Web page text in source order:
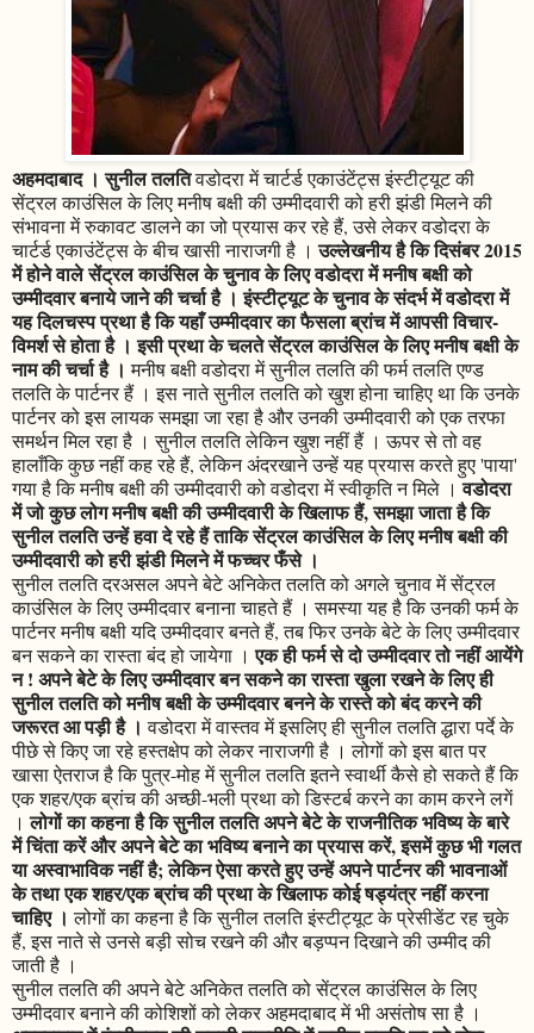
अहमदाबाद । सुनील तलतिवडोदरा में चार्टर्ड एकाउंटेंट्स इंस्टीट्यूट की
सेंट्रल काउंसिल के लिए मनीष बक्षी की उम्मीदवारी को हरी झंडी मिलने की
संभावना में रुकावट डालने का जो प्रयास कर रहे हैं, उसे लेकर वडोदरा के
चार्टर्ड एकाउंटेंट्स के बीच खासी नाराजगी है ।उल्लेखनीय है कि दिसंबर 2015
में होने वाले सेंट्रल काउंसिल के चुनाव के लिए वडोदरा में मनीष बक्षी को
उम्मीदवार बनाये जाने की चर्चा है । इंस्टीट्यूट के चुनाव के संदर्भ में वडोदरा में
यह दिलचस्प प्रथा है कि यहाँ उम्मीदवार का फैसला ब्रांच में आपसी विचार-
विमर्श से होता है । इसी प्रथा के चलते सेंट्रल काउंसिल के लिए मनीष बक्षी के
नाम की चर्चा है । मनीष बक्षी वडोदरा में सुनील तलति की फर्म तलति एण्ड
तलति के पार्टनर हैं । इस नाते सुनील तलति को खुश होना चाहिए था कि उनके
पार्टनर को इस लायक समझा जा रहा है और उनकी उम्मीदवारी को एक तरफा
समर्थन मिल रहा है । सुनील तलति लेकिन खुश नहीं हैं । ऊपर से तो वह
हालाँकि कुछ नहीं कह रहे हैं, लेकिन अंदरखाने उन्हें यह प्रयास करते हुए 'पाया'
गया है कि मनीष बक्षी की उम्मीदवारी को वडोदरा में स्वीकृति न मिले ।वडोदरा
में जो कुछ लोग मनीष बक्षी की उम्मीदवारी के खिलाफ हैं, समझा जाता है कि
सुनील तलति उन्हें हवा दे रहे हैं ताकि सेंट्रल काउंसिल के लिए मनीष बक्षी की
उम्मीदवारी को हरी झंडी मिलने में फच्चर फँसे ।
सुनील तलति दरअसल अपने बेटे अनिकेत तलति को अगले चुनाव में सेंट्रल
काउंसिल के लिए उम्मीदवार बनाना चाहते हैं । समस्या यह है कि उनकी फर्म के
पार्टनर मनीष बक्षी यदि उम्मीदवार बनते हैं, तब फिर उनके बेटे के लिए उम्मीदवार
बन सकने का रास्ता बंद हो जायेगा ।एक ही फर्म से दो उम्मीदवार तो नहीं आयेंगे
न ! अपने बेटे के लिए उम्मीदवार बन सकने का रास्ता खुला रखने के लिए ही
सुनील तलति को मनीष बक्षी के उम्मीदवार बनने के रास्ते को बंद करने की
जरूरत आ पड़ी है । वडोदरा में वास्तव में इसलिए ही सुनील तलति द्धारा पर्दे के
पीछे से किए जा रहे हस्तक्षेप को लेकर नाराजगी है । लोगों को इस बात पर
खासा ऐतराज है कि पुत्र-मोह में सुनील तलति इतने स्वार्थी कैसे हो सकते हैं कि
एक शहर/एक ब्रांच की अच्छी-भली प्रथा को डिस्टर्ब करने का काम करने लगें
।लोगों का कहना है कि सुनील तलति अपने बेटे के राजनीतिक भविष्य के बारे
में चिंता करें और अपने बेटे का भविष्य बनाने का प्रयास करें, इसमें कुछ भी गलत
या अस्वाभाविक नहीं है; लेकिन ऐसा करते हुए उन्हें अपने पार्टनर की भावनाओं
के तथा एक शहर/एक ब्रांच की प्रथा के खिलाफ कोई षड्यंत्र नहीं करना
चाहिए । लोगों का कहना है कि सुनील तलति इंस्टीट्यूट के प्रेसीडेंट रह चुके
हैं, इस नाते से उनसे बड़ी सोच रखने की और बड़प्पन दिखाने की उम्मीद की
जाती है ।
सुनील तलति की अपने बेटे अनिकेत तलति को सेंट्रल काउंसिल के लिए
उम्मीदवार बनाने की कोशिशों को लेकर अहमदाबाद में भी असंतोष सा है ।